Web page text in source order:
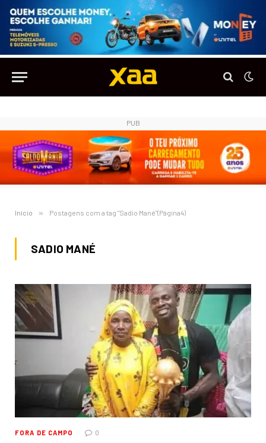
PUB
Início » Postagens com a tag "Sadio Mané"(Página4)
SADIO MANÉ
FORA DE CAMPO 0